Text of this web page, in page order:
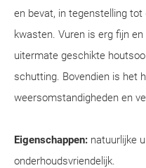
en bevat, in tegenstelling
kwasten. Vuren is erg fijn
uitermate geschikte
schutting. Bovendien is het
weersomstandigheden en
Eigenschappen: natuurlijke
onderhoudsvriendelijk.